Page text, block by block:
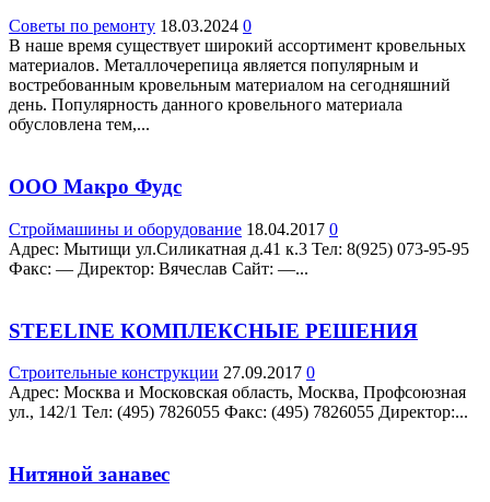
Советы по ремонту 18.03.2024 0
В наше время существует широкий ассортимент кровельных
материалов. Металлочерепица является популярным и
востребованным кровельным материалом на сегодняшний
день. Популярность данного кровельного материала
обусловлена тем,...
ООО Макро Фудс
Строймашины и оборудование 18.04.2017 0
Адрес: Мытищи ул.Силикатная д.41 к.3 Teл: 8(925) 073-95-95
Факс: — Директор: Вячеслав Сайт: —...
STEELINE КОМПЛЕКСНЫЕ РЕШЕНИЯ
Строительные конструкции 27.09.2017 0
Адрес: Москва и Московская область, Москва, Профсоюзная
ул., 142/1 Teл: (495) 7826055 Факс: (495) 7826055 Директор:...
Нитяной занавес